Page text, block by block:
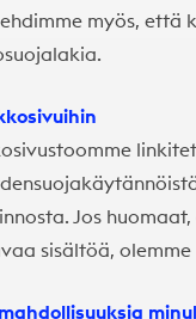
myös,
Jos
sisältöä,